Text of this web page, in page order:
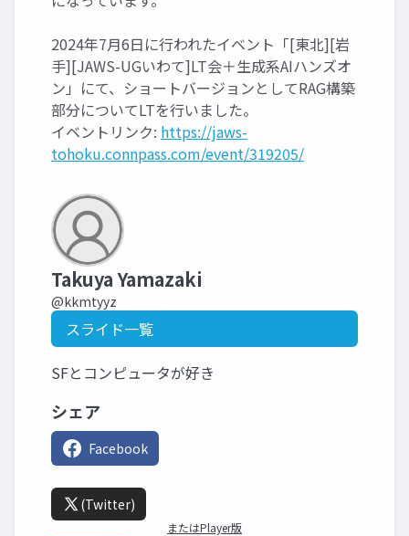
2024年7月6日に行われたイベント「[東北][岩
手][JAWS-UGいわて]LT会＋生成系AIハンズオ
ン」にて、ショートバージョンとしてRAG構築
部分についてLTを行いました。
イベントリンク: https://jaws-
tohoku.connpass.com/event/319205/
Takuya Yamazaki
@kkmtyyz
スライド一覧
SFとコンピュータが好き
シェア
Facebook
(Twitter)
またはPlayer版